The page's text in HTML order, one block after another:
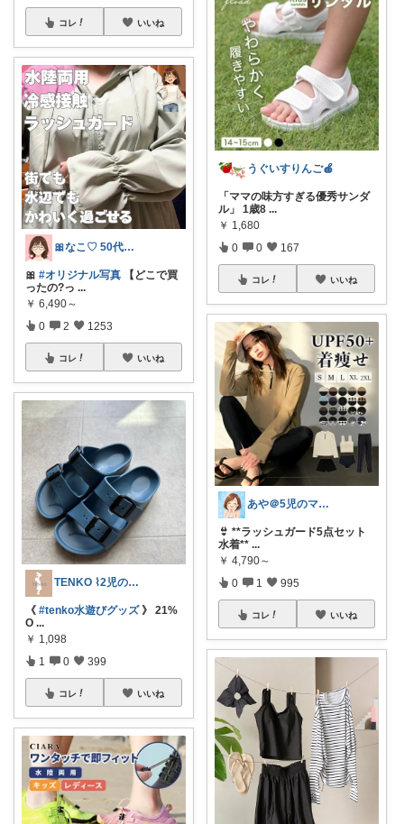
コレ いいね
🎀なこ♡︎ 50代主婦の"買って正解"
🎀 #オリジナル写真 【どこで買
ったの?っ ...
￥ 6,490～
0 2 1253
コレ いいね
TENKO ⌇2児のママ＊暮らしを便利に
《 #tenko水遊びグッズ》 21%
O ...
￥ 1,098
1 0 399
コレ いいね
うぐいすりんご🍎
「ママの味方すぎる優秀サンダ
ル」 1歳8 ...
￥ 1,680
0 0 167
コレ いいね
あや＠5児のママでもオシャレしたい‼︎
👙 **ラッシュガード5点セット
水着** ...
￥ 4,790～
0 1 995
コレ いいね